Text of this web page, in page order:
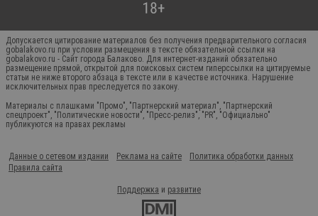
Допускается цитирование материалов без получения предварительного согласия
gobalakovo.ru при условии размещения в тексте обязательной ссылки на
gobalakovo.ru - Сайт города Балаково. Для интернет-изданий обязательно
размещение прямой, открытой для поисковых систем гиперссылки на цитируемые
статьи не ниже второго абзаца в тексте или в качестве источника. Нарушение
исключительных прав преследуется по закону.
Материалы с плашками "Промо", "Партнерский материал", "Партнерский
спецпроект", "Политические новости", "Пресс-релиз", "PR", "Официально"
публикуются на правах рекламы
Данные о сетевом издании Реклама на сайте
Политика обработки данных
Правила сайта
Поддержка и развитие